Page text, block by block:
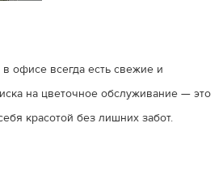
офисе всегда есть свежие и
на цветочное обслуживание — это
красотой без лишних забот.